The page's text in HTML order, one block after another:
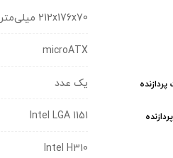
212x176x70 میلی‌متر
microATX
یک عدد
Intel LGA 1151
Intel H310